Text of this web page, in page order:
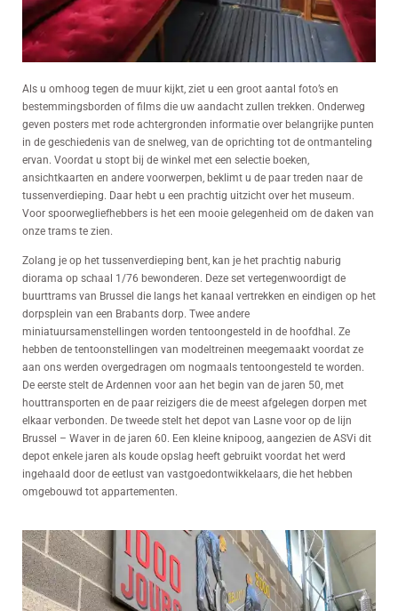
Als u omhoog tegen de muur kijkt, ziet u een groot aantal foto’s en
bestemmingsborden of films die uw aandacht zullen trekken. Onderweg
geven posters met rode achtergronden informatie over belangrijke punten
in de geschiedenis van de snelweg, van de oprichting tot de ontmanteling
ervan. Voordat u stopt bij de winkel met een selectie boeken,
ansichtkaarten en andere voorwerpen, beklimt u de paar treden naar de
tussenverdieping. Daar hebt u een prachtig uitzicht over het museum.
Voor spoorwegliefhebbers is het een mooie gelegenheid om de daken van
onze trams te zien.
Zolang je op het tussenverdieping bent, kan je het prachtig naburig
diorama op schaal 1/76 bewonderen. Deze set vertegenwoordigt de
buurttrams van Brussel die langs het kanaal vertrekken en eindigen op het
dorpsplein van een Brabants dorp. Twee andere
miniatuursamenstellingen worden tentoongesteld in de hoofdhal. Ze
hebben de tentoonstellingen van modeltreinen meegemaakt voordat ze
aan ons werden overgedragen om nogmaals tentoongesteld te worden.
De eerste stelt de Ardennen voor aan het begin van de jaren 50, met
houttransporten en de paar reizigers die de meest afgelegen dorpen met
elkaar verbonden. De tweede stelt het depot van Lasne voor op de lijn
Brussel – Waver in de jaren 60. Een kleine knipoog, aangezien de ASVi dit
depot enkele jaren als koude opslag heeft gebruikt voordat het werd
ingehaald door de eetlust van vastgoedontwikkelaars, die het hebben
omgebouwd tot appartementen.